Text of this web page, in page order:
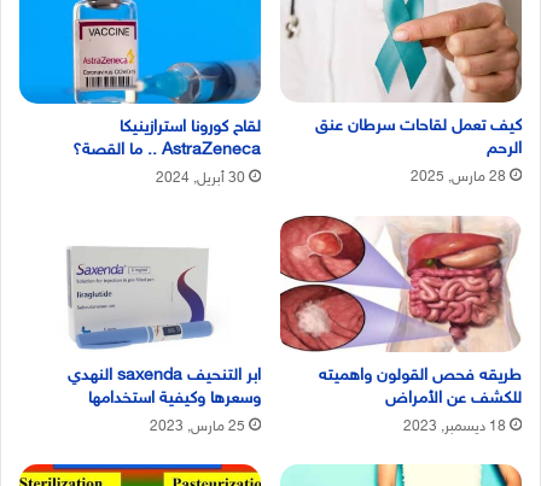
طريقه فحص القولون واهميته
18 ديسمبر, 2023
المحافظة على نظافة الاعضاء
2 مارس, 2023
ما الفرق بين الحليب المبستر
1 مارس, 2023